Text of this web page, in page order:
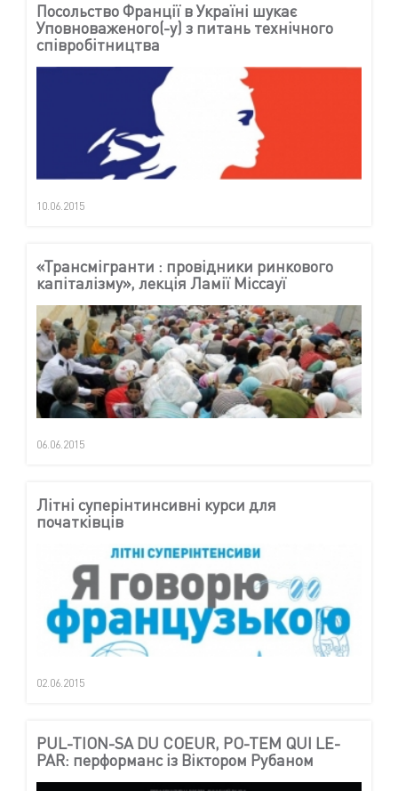
Посольство Франції в Україні шукає
Уповноваженого(-у) з питань технічного
співробітництва
10.06.2015
«Трансмігранти : провідники ринкового
капіталізму», лекція Ламії Міссауї
06.06.2015
Літні суперінтинсивні курси для
початківців
02.06.2015
PUL-TION-SA DU COEUR, PO-TEM QUI LE-
PAR: перформанс із Віктором Рубаном